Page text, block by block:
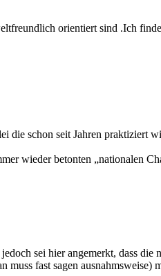
orientiert sind .Ich
die schon seit Jahren
wieder betonten „nationalen
sei hier angemerkt, dass
fast sagen